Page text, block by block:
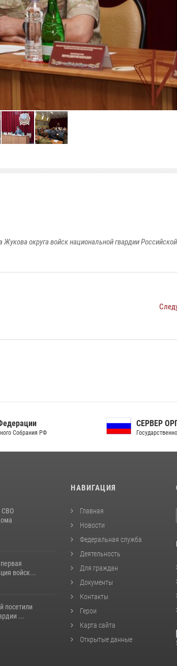
округа войск национальной гвардии
РФ
СЕРВЕР ОРГАНОВ
Государственной власти РФ
СВО
войск...
посетили
...
НАВИГАЦИЯ
Главная
Новости
Федеральная служба
Деятельность
Для граждан
Документы
Контакты
Герои
Карта сайта
Открытые данные